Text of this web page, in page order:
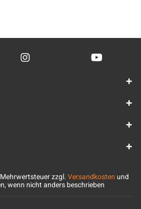
zzgl.Versandkosten und
wenn nicht anders beschrieben